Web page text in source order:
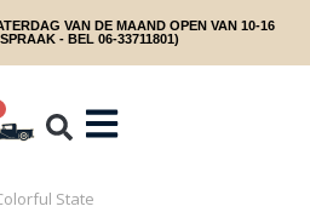
VAN DE MAAND OPEN VAN 10-16
- BEL 06-33711801)
State